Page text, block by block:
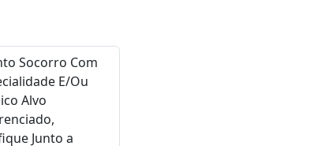
Socorro Com
E/Ou
Alvo
Junto a